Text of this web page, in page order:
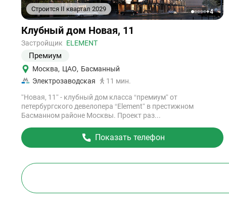
Строится II квартал 2029
12345+4
Ссылка
на
объект
Клубный дом Новая, 11
Застройщик ELEMENT
Премиум
Москва, ЦАО, Басманный
Электрозаводская
11 мин.
”Новая, 11” - клубный дом класса “премиум” от
петербургского девелопера “Element” в престижном
Басманном районе Москвы. Проект раз...
Показать телефон